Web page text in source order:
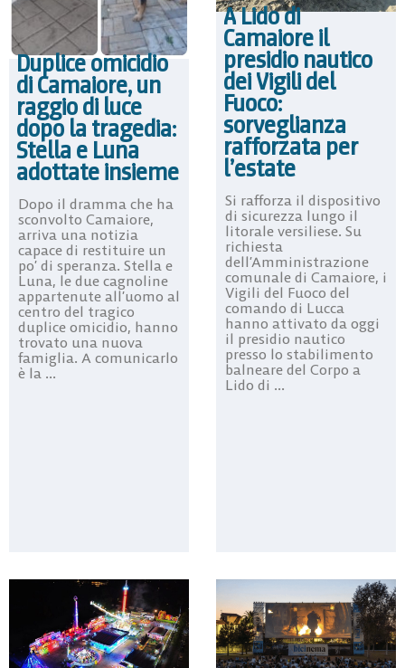
Duplice omicidio
di Camaiore, un
raggio di luce
dopo la tragedia:
Stella e Luna
adottate insieme
Dopo il dramma che ha
sconvolto Camaiore,
arriva una notizia
capace di restituire un
po’ di speranza. Stella e
Luna, le due cagnoline
appartenute all’uomo al
centro del tragico
duplice omicidio, hanno
trovato una nuova
famiglia. A comunicarlo
è la ...
A Lido di
Camaiore il
presidio nautico
dei Vigili del
Fuoco:
sorveglianza
rafforzata per
l’estate
Si rafforza il dispositivo
di sicurezza lungo il
litorale versiliese. Su
richiesta
dell’Amministrazione
comunale di Camaiore, i
Vigili del Fuoco del
comando di Lucca
hanno attivato da oggi
il presidio nautico
presso lo stabilimento
balneare del Corpo a
Lido di ...